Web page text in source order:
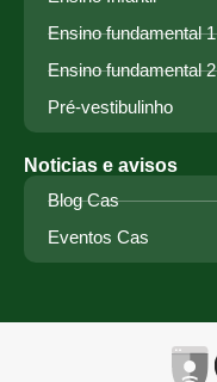
Ensino fundamental 1
Ensino fundamental 2
Pré-vestibulinho
Noticias e avisos
Blog Cas
Eventos Cas